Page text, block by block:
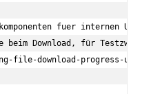
fuer internen
Download, für
file-download-progress-